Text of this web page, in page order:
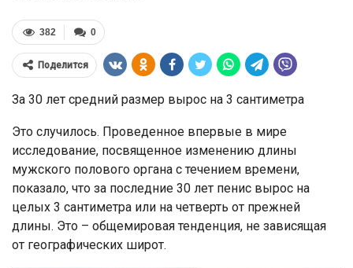
0
382
Поделится
За 30 лет средний размер вырос на 3 сантиметра
Это случилось. Проведенное впервые в мире
исследование, посвященное изменению длины
мужского полового органа с течением времени,
показало, что за последние 30 лет пенис вырос на
целых 3 сантиметра или на четверть от прежней
длины. Это – общемировая тенденция, не зависящая
от географических широт.